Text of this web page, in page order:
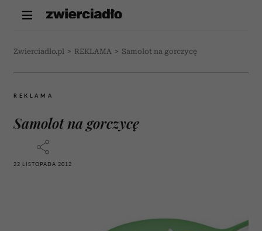
Zwierciadlo.pl > REKLAMA > Samolot na gorczycę
REKLAMA
Samolot na gorczycę
22 LISTOPADA 2012